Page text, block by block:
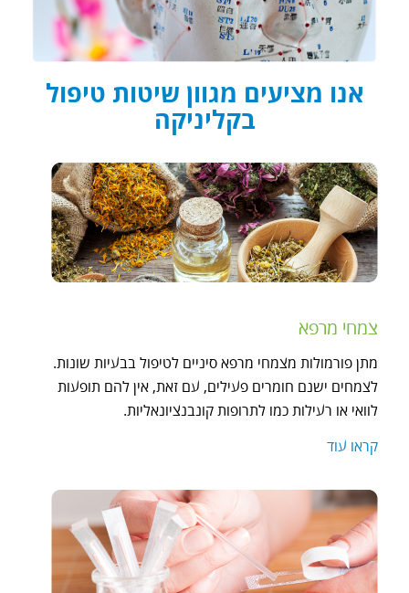
אנו מציעים מגוון שיטות טיפול
בקליניקה
צמחי מרפא
מתן פורמולות מצמחי מרפא סיניים לטיפול בבעיות שונות.
לצמחים ישנם חומרים פעילים, עם זאת, אין להם תופעות
לוואי או רעילות כמו לתרופות קונבנציונאליות.
קראו עוד